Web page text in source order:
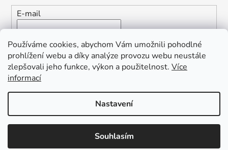
Používáme cookies, abychom Vám umožnili pohodlné
prohlížení webu a díky analýze provozu webu neustále
zlepšovali jeho funkce, výkon a použitelnost. Více
informací
Nastavení
Souhlasím
E-mail
Vložením e-mailu souhlasíte s
podmínkami ochrany
osobních údajů
PŘIHLÁSIT SE
Vytvořil Shoptet
Duofishing. Všechna práva vyhrazena.